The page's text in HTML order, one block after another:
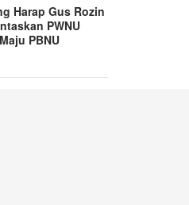
Harap Gus Rozin
PWNU
PBNU